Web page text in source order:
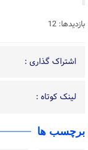
بازدیدها: 12
اشتراک گذاری :
لینک کوتاه :
برچسب ها